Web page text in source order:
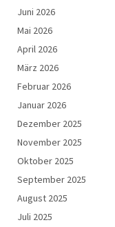
Juni 2026
Mai 2026
April 2026
März 2026
Februar 2026
Januar 2026
Dezember 2025
November 2025
Oktober 2025
September 2025
August 2025
Juli 2025